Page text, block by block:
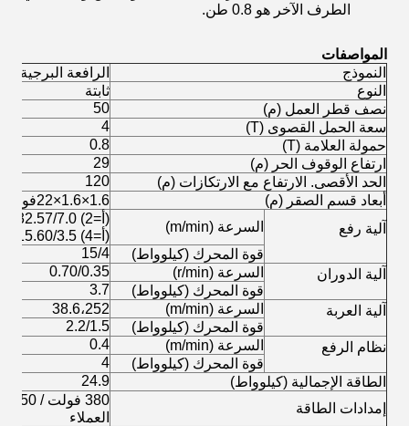
الطرف الآخر هو 0.8 طن.
المواصفات
النموذج
الرافعة البرجية QTZ50 (5008)
النوع
ثابتة
نصف قطر العمل (م)
50
سعة الحمل القصوى (T)
4
حمولة العلامة (T)
0.8
ارتفاع الوقوف الحر (م)
29
الحد الأقصى. الارتفاع مع الارتكازات (م)
120
أبعاد قسم الصقر (م)
1.6×1.6×22فولاذ زاوية 160×12ملم
آلية رفع
السرعة (m/min)
(أ=2) 64.15/32.57/7.0
(أ=4) 32.14/15.60/3.5
قوة المحرك (كيلوواط)
15/4
آلية الدوران
السرعة (r/min)
0.70/0.35
قوة المحرك (كيلوواط)
3.7
آلية العربة
السرعة (m/min)
38.6،252
قوة المحرك (كيلوواط)
2.2/1.5
نظام الرفع
السرعة (m/min)
0.4
قوة المحرك (كيلوواط)
4
الطاقة الإجمالية (كيلوواط)
24.9
إمدادات الطاقة
العملاء